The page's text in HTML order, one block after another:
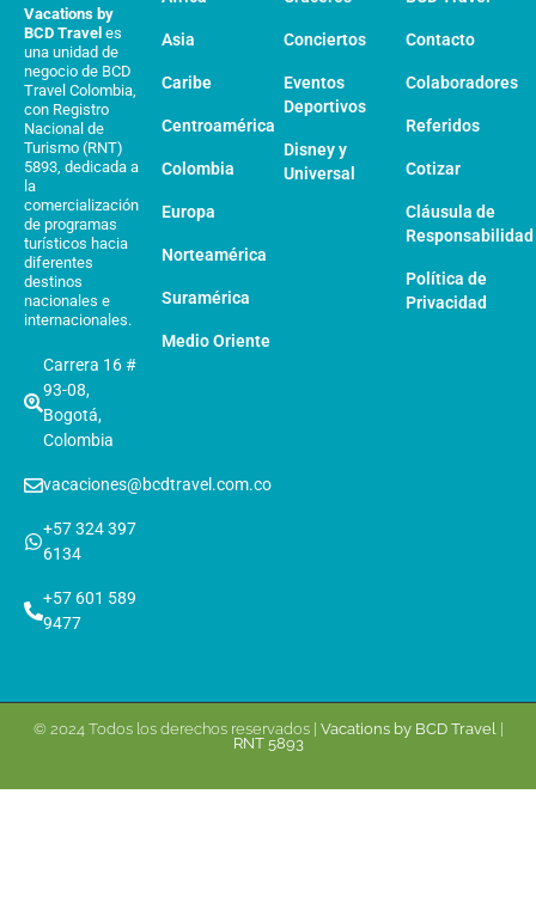
Vacations by
BCD Travel es
una unidad de
negocio de BCD
Travel Colombia,
con Registro
Nacional de
Turismo (RNT)
5893, dedicada a
la
comercialización
de programas
turísticos hacia
diferentes
destinos
nacionales e
internacionales.
Carrera 16 #
93-08,
Bogotá,
Colombia
vacaciones@bcdtravel.com.co
+57 324 397
6134
+57 601 589
9477
Asia
Caribe
Centroamérica
Colombia
Europa
Norteamérica
Suramérica
Medio Oriente
Conciertos
Eventos
Deportivos
Disney y
Universal
Contacto
Colaboradores
Referidos
Cotizar
Cláusula de
Responsabilidad
Política de
Privacidad
© 2024 Todos los derechos reservados | Vacations by BCD Travel |
RNT 5893